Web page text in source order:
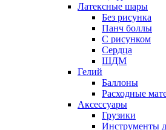
Латексные шары
Без рисунка
Панч боллы
С рисунком
Сердца
ШДМ
Гелий
Баллоны
Расходные
Аксессуары
Грузики
Инструменты